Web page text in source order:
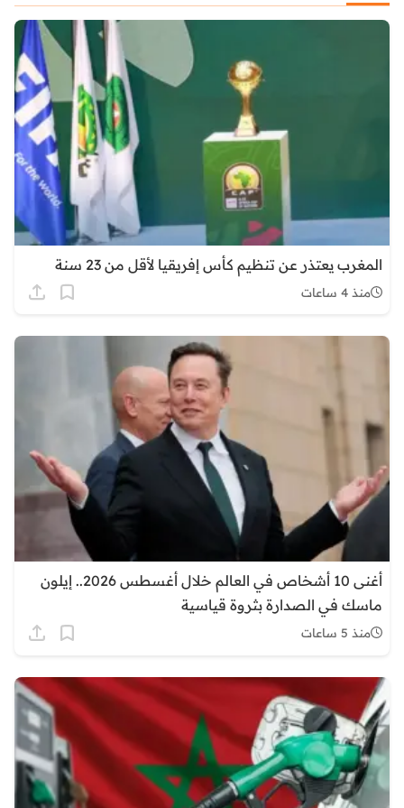
المغرب يعتذر عن تنظيم كأس إفريقيا لأقل من 23 سنة
منذ 4 ساعات
أغنى 10 أشخاص في العالم خلال أغسطس 2026.. إيلون
ماسك في الصدارة بثروة قياسية
منذ 5 ساعات